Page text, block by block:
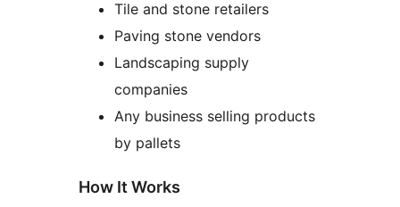
Tile and stone retailers
Paving stone vendors
Landscaping supply
companies
Any business selling products
by pallets
How It Works